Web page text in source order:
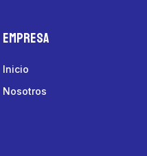
Empresa
Inicio
Nosotros